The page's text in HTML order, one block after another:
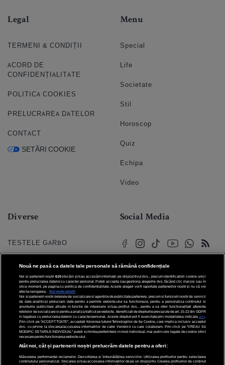
Legal
TERMENI & CONDIȚII
ACORD DE
CONFIDENȚIALITATE
POLITICA COOKIES
PRELUCRAREA DATELOR
CONTACT
SETĂRI COOKIE
Menu
Special
Life
Societate
Stil
Horoscop
Quiz
Echipa
Video
Diverse
TESTELE GARBO
HOROSCOP
HOROSCOPUL IUBIRII
FORUMURI
TRATAMENTE NATURISTE
DICTIONARE NUME
Social Media
© 2026 Internet Corp SRL
Toate drepturile rezervate
Nouă ne pasă ca datele tale personale să rămână confidențiale
Noi și partenerii noștri 610stocăm și/sau accesăm informații pe dispozitivul dvs., precum identificatorii cookie unici
pentru prelucrarea datelor cu caracter personal. Puteți accepta sau gestiona alegerile dvs. făcând clic mai jos sau în
orice moment, pe pagina cu politica de confidențialitate. Aceste alegeri vor fi raportate partenerilor noștri și nu vă vor
afecta navigarea.
Mai multe detalii
Noi si partenerii nostri (retelele de socializare si agentiile de publicitate partenere, precum si furnizorii nostri de servicii
de date analitice) prelucram date pentru a permite website-ului sa functioneze, pentru a personaliza continutul si
anunturile publicitare afisate in functie de interesele si/sau profilul dvs., pentru a va oferi functionalitati aferente
retelelor de socializare si pentru a analiza traficul pe website. Beneficiati de drepturile prevazute de art. 15-22 din GDPR
in legatura cu prelucrarea datelor cu caracter personal. Aceste drepturi pot fi exercitate prin modalitatea indicata aici
Prin click pe “ACCEPT TOATE”, acceptati folosirea tuturor Tehnologiilor de tip Cookie, care implica inclusiv acceptul
dvs. cu privire la stocarea/accesarea informatiilor de catre Vendor-ii cu care colaboram. Prin click pe “VREAU SA
MODIFIC SETARILE INDIVIDUAL” puteti schimba preferintele in mod individual, mai putin cele legate de cookie strict
necesare pentru functionarea website-ului.
Atât noi, cât și partenerii noștri prelucrăm datele pentru a oferi:
Măsurarea performanței reclamelor. Dezvoltarea și îmbunătățirea serviciilor. Utilizarea profilurilor pentru selectarea
conținutului personalizat. Stocarea și/sau accesarea informațiilor de pe un dispozitiv. Crearea profilurilor de conținut